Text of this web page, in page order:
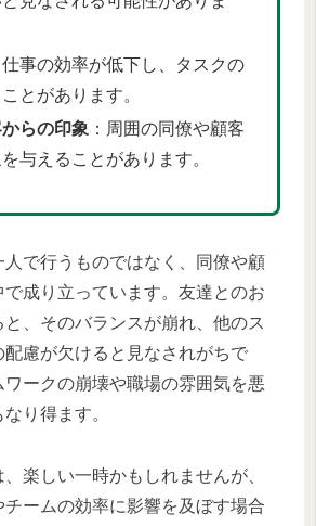
事の効率が低下し、タスクの
とがあります。
らの印象 ：周囲の同僚や顧客
与えることがあります。
人で行うものではなく、同僚や顧
成り立っています。友達とのお
、そのバランスが崩れ、他のス
配慮が欠けると見なされがちで
ークの崩壊や職場の雰囲気を悪
り得ます。
楽しい一時かもしれませんが、
ームの効率に影響を及ぼす場合